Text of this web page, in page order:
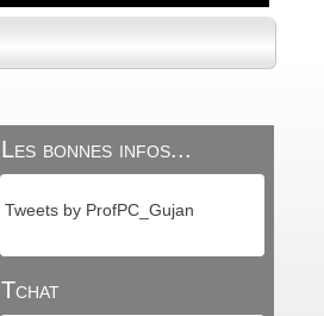
Les bonnes infos...
Tweets by ProfPC_Gujan
Tchat